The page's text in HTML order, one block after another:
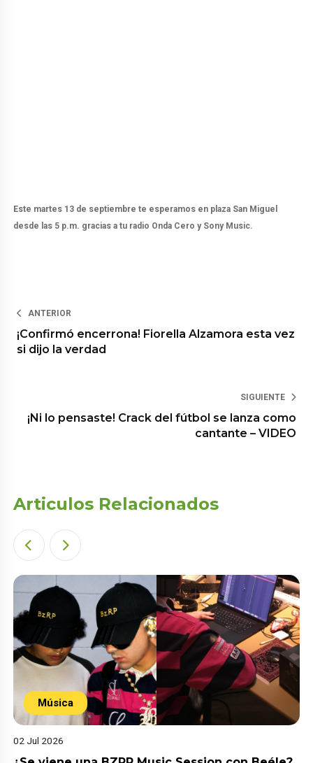
Este martes 13 de septiembre te esperamos en plaza San Miguel
desde las 5 p.m. gracias a tu radio Onda Cero y Sony Music.
ANTERIOR
¡Confirmó encerrona! Fiorella Alzamora esta vez
si dijo la verdad
SIGUIENTE
¡Ni lo pensaste! Crack del fútbol se lanza como
cantante – VIDEO
Articulos Relacionados
Música
02 Jul 2026